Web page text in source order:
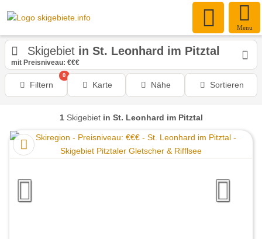
Menu
Skigebiet in St. Leonhard im Pitztal
mit Preisniveau: €€€
Filtern
0
Karte Nähe Sortieren
1Skigebiet in St. Leonhard im Pitztal